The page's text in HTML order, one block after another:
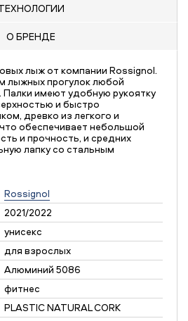
О БРЕНДЕ
лыж от компании Rossignol.
лыжных прогулок любой
имеют удобную рукоятку
и быстро
древко из легкого и
обеспечивает небольшой
и прочность, и средних
лапку со стальным
Rossignol
2021/2022
унисекс
для взрослых
Алюминий 5086
фитнес
PLASTIC NATURAL CORK